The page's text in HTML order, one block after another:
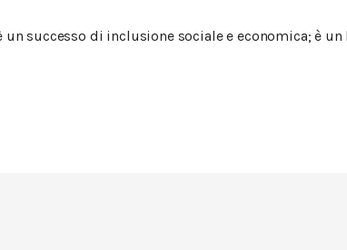
successo di inclusione sociale e economica; è